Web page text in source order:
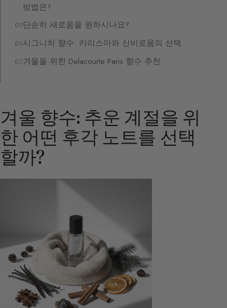
방법은?
단순히 새로움을 원하시나요?
시그니처 향수: 카리스마와 신비로움의 선택
겨울을 위한 Delacourte Paris 향수 추천
겨울 향수: 추운 계절을 위
한 어떤 후각 노트를 선택
할까?